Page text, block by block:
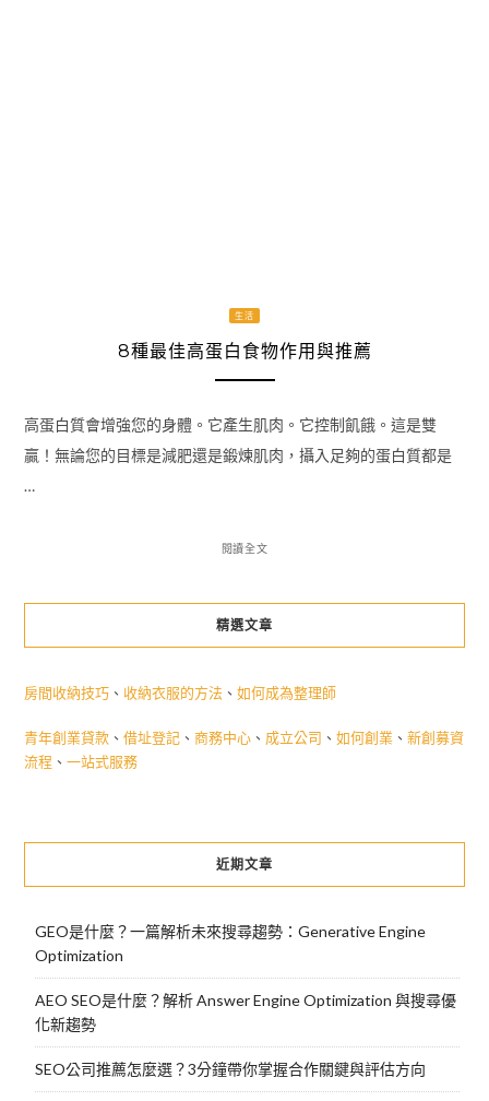
生活
8種最佳高蛋白食物作用與推薦
高蛋白質會增強您的身體。它產生肌肉。它控制飢餓。這是雙
贏！無論您的目標是減肥還是鍛煉肌肉，攝入足夠的蛋白質都是
…
閱讀全文
精選文章
房間收納技巧、 收納衣服的方法、 如何成為整理師
青年創業貸款、 借址登記、 商務中心、 成立公司 、 如何創業、 新創募資
流程 、 一站式服務
近期文章
GEO是什麼？一篇解析未來搜尋趨勢：Generative Engine
Optimization
AEO SEO是什麼？解析 Answer Engine Optimization 與搜尋優
化新趨勢
SEO公司推薦怎麼選？3分鐘帶你掌握合作關鍵與評估方向